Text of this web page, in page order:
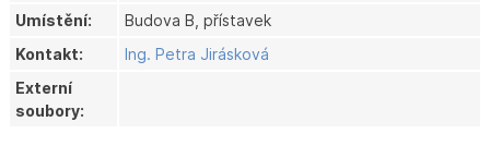
Umístění:
Budova B, přístavek
Kontakt:
Ing. Petra Jirásková
Externí
soubory: